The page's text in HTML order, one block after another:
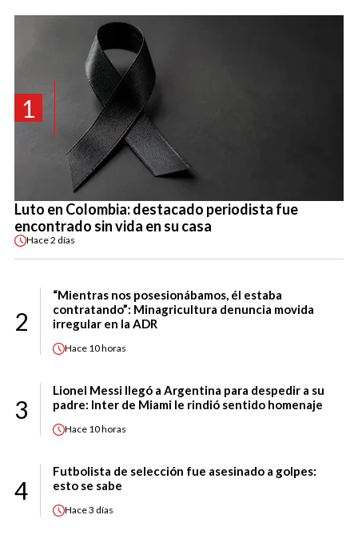
1
Luto en Colombia: destacado periodista fue
encontrado sin vida en su casa
Hace2 días
2
“Mientras nos posesionábamos, él estaba
contratando”: Minagricultura denuncia movida
irregular en la ADR
Hace 10 horas
3
Lionel Messi llegó a Argentina para despedir a su
padre: Inter de Miami le rindió sentido homenaje
Hace 10 horas
4
Futbolista de selección fue asesinado a golpes:
esto se sabe
Hace3 días